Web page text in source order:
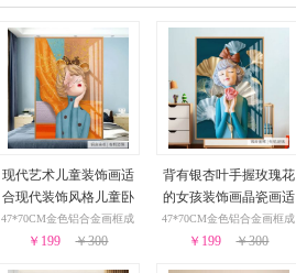
现代艺术儿童装饰画适
合现代装饰风格儿童卧
室装饰画
47*70CM金色铝合金画框成
￥199 ￥300
背有银杏叶手握玫瑰花
的女孩装饰画晶瓷画适
合儿童卧室的装饰画
47*70CM金色铝合金画框成
￥199 ￥300